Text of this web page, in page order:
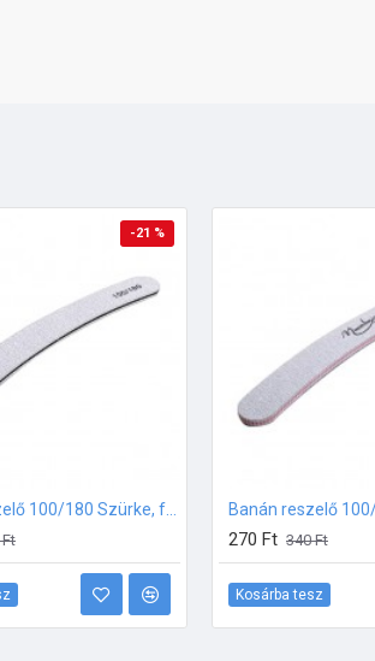
-21 %
270 Ft 340 Ft
Kosárba tesz